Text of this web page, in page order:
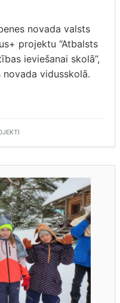
novada valsts
projektu “Atbalsts
ieviešanai skolā”,
novada vidusskolā.